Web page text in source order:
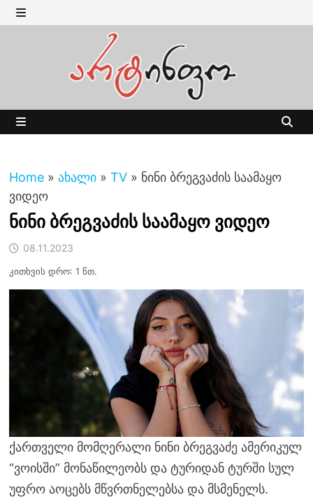
Skip
to MENU
Home » ახალი » TV » ნინი ბრეგვაძის საამაყო
ვიდეო
ნინი ბრეგვაძის საამაყო ვიდეო
08.11.2023
კითხვის დრო: 1 წთ.
ქართველი მომღერალი ნინი ბრეგვაძე ამერიკულ
“ვოისში” მონაწილეობს და ტურიდან ტურში სულ
უფრო აოცებს მწვრთნელებსა და მსმენელს.